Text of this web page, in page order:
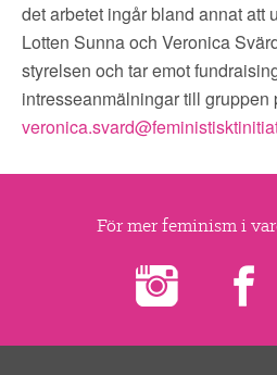
det arbetet ingår bland annat att
Lotten Sunna och Veronica
styrelsen och tar emot
intresseanmälningar till gruppen
För mer feminism i